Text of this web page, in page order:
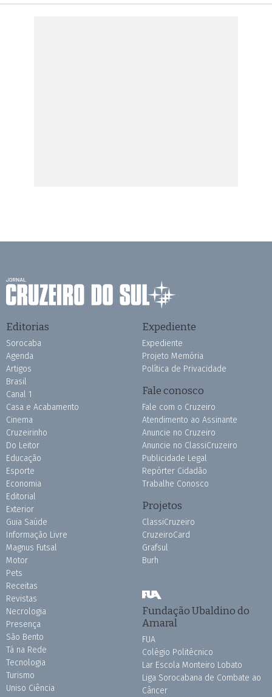
Editorias
Sorocaba
Agenda
Artigos
Brasil
Canal 1
Casa e Acabamento
Cinema
Cruzeirinho
Do Leitor
Educação
Esporte
Economia
Editorial
Exterior
Guia Saúde
Informação Livre
Magnus Futsal
Motor
Pets
Receitas
Revistas
Necrologia
Presença
São Bento
Tá na Rede
Tecnologia
Turismo
Uniso Ciência
Expediente
Expediente
Projeto Memória
Política de Privacidade
Fale conosco
Fale com o Cruzeiro
Atendimento ao Assinante
Anuncie no Cruzeiro
Anuncie no ClassiCruzeiro
Publicidade Legal
Repórter Cidadão
Trabalhe Conosco
Projetos
ClassiCruzeiro
CruzeiroCard
Grafsul
Burh
Fundação Ubaldino do
Amaral
FUA
Colégio Politécnico
Lar Escola Monteiro Lobato
Liga Sorocabana de Combate ao
Câncer